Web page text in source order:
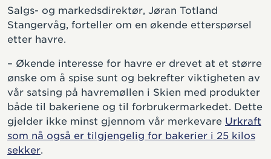
Salgs- og markedsdirektør, Jøran Totland
Stangervåg, forteller om en økende etterspørsel
etter havre.
– Økende interesse for havre er drevet at et større
ønske om å spise sunt og bekrefter viktigheten av
vår satsing på havremøllen i Skien med produkter
både til bakeriene og til forbrukermarkedet. Dette
gjelder ikke minst gjennom vår merkevare Urkraft
som nå også er tilgjengelig for bakerier i 25 kilos
sekker.